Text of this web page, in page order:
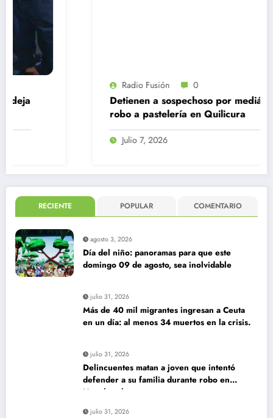
0
Detienen a sospechoso por mediático
robo a pastelería en Quilicura
RECIENTE POPULAR COMENTARIO
agosto 3, 2026
Día del niño: panoramas para que este
domingo 09 de agosto, sea inolvidable
julio 31, 2026
Más de 40 mil migrantes ingresan a Ceuta
en un día: al menos 34 muertos en la crisis.
julio 31, 2026
Delincuentes matan a joven que intentó
defender a su familia durante robo en
Huechuraba
julio 31, 2026